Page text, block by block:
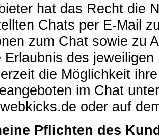
hat das Recht die
Chats per E-Mail
zum Chat sowie zu
Erlaubnis des
die Möglichkeit
im Chat
oder auf
Pflichten des